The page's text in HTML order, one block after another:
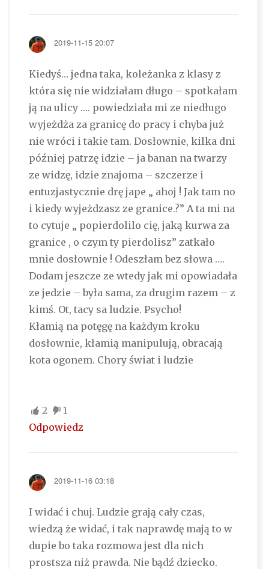
2019-11-15 20:07
Kiedyś… jedna taka, koleżanka z klasy z
która się nie widziałam długo – spotkałam
ją na ulicy …. powiedziała mi ze niedługo
wyjeżdża za granicę do pracy i chyba już
nie wróci i takie tam. Dosłownie, kilka dni
później patrzę idzie – ja banan na twarzy
ze widzę, idzie znajoma – szczerze i
entuzjastycznie drę jape „ ahoj ! Jak tam no
i kiedy wyjeżdzasz ze granice.?” A ta mi na
to cytuje „ popierdolilo cię, jaką kurwa za
granice , o czym ty pierdolisz” zatkało
mnie dosłownie ! Odeszłam bez słowa ….
Dodam jeszcze ze wtedy jak mi opowiadała
ze jedzie – była sama, za drugim razem – z
kimś. Ot, tacy sa ludzie. Psycho!
Kłamią na potęgę na każdym kroku
dosłownie, kłamią manipulują, obracają
kota ogonem. Chory świat i ludzie
2
1
Odpowiedz
2019-11-16 03:18
I widać i chuj. Ludzie grają cały czas,
wiedzą że widać, i tak naprawdę mają to w
dupie bo taka rozmowa jest dla nich
prostsza niż prawda. Nie bądź dziecko.